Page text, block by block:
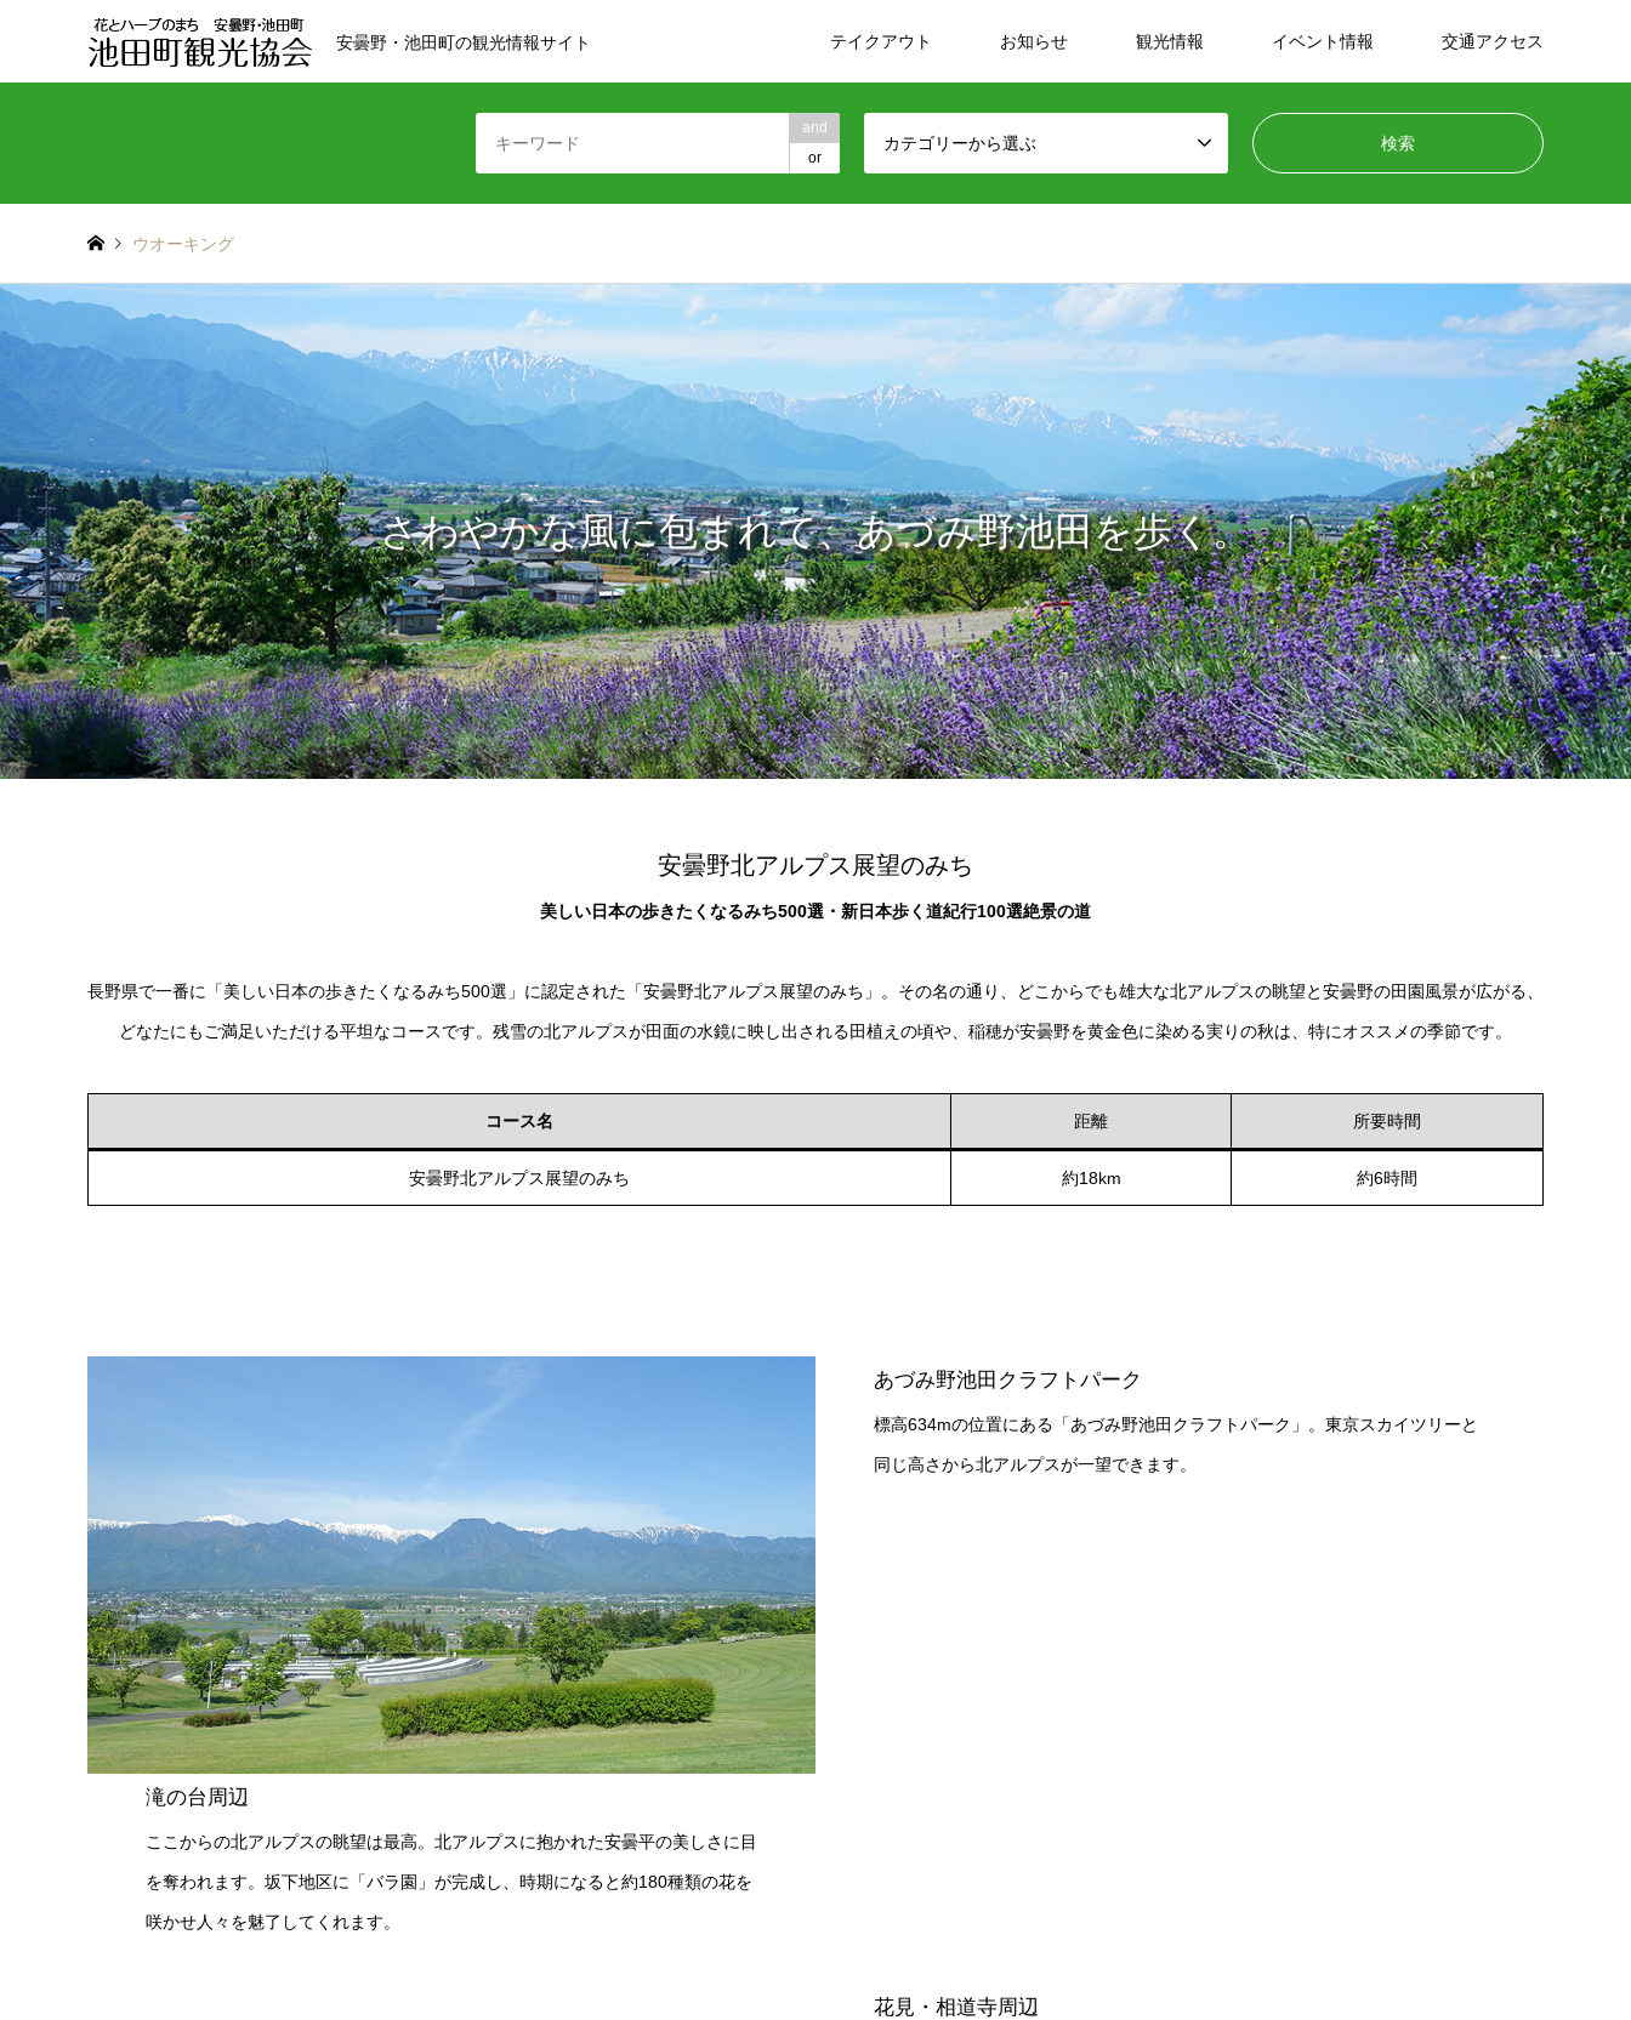
安曇野・池田町の観光情報サイト テイクアウト お知らせ 観光情報 イベント情報 交通アクセス
and
or
カテゴリーから選ぶ
ウオーキング
さわやかな風に包まれて、あづみ野池田を歩く。
安曇野北アルプス展望のみち
美しい日本の歩きたくなるみち500選・新日本歩く道紀行100選絶景の道
長野県で一番に「美しい日本の歩きたくなるみち500選」に認定された「安曇野北アルプス展望のみち」。その名の通り、どこからでも雄大な北アルプスの眺望と安曇野の田園風景が広がる、
どなたにもご満足いただける平坦なコースです。残雪の北アルプスが田面の水鏡に映し出される田植えの頃や、稲穂が安曇野を黄金色に染める実りの秋は、特にオススメの季節です。
コース名 距離 所要時間
安曇野北アルプス展望のみち 約18km 約6時間
あづみ野池田クラフトパーク
標高634mの位置にある「あづみ野池田クラフトパーク」。東京スカイツリーと
同じ高さから北アルプスが一望できます。
滝の台周辺
ここからの北アルプスの眺望は最高。北アルプスに抱かれた安曇平の美しさに目
を奪われます。坂下地区に「バラ園」が完成し、時期になると約180種類の花を
咲かせ人々を魅了してくれます。
花見・相道寺周辺